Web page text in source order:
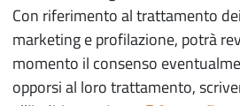
Con riferimento al trattamento
marketing e profilazione, potrà
momento il consenso
opporsi al loro trattamento,